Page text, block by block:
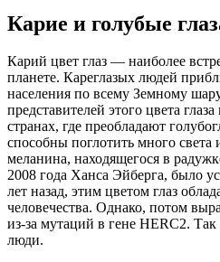
Карие и голубые
Карий цвет глаз — наиболее
планете. Кареглазых людей
населения по всему Земному
представителей этого цвета
странах, где преобладают
способны поглотить много света
меланина, находящегося в
2008 года Ханса Эйберга, было
лет назад, этим цветом глаз
человечества. Однако, потом
из-за мутаций в гене HERC2.
люди.